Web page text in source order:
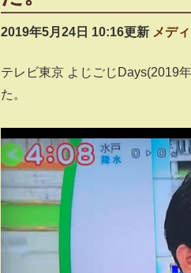
2019年5月24日 10:16更新 メデ
テレビ東京 よじごじDays(2019
た。